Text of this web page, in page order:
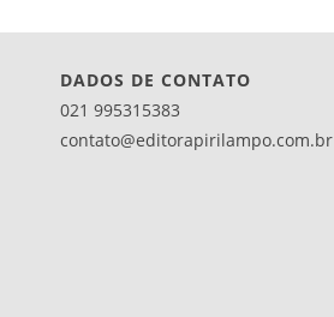
DADOS DE CONTATO
021 995315383
contato@editorapirilampo.com.br